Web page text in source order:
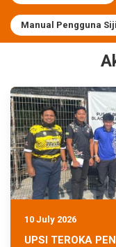
Manual Pengguna
10 July 2026
UPSI TEROKA